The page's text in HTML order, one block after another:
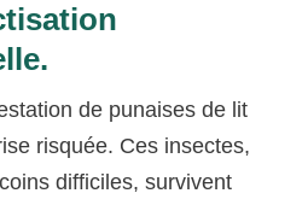
de punaises de lit
risquée. Ces insectes,
difficiles, survivent